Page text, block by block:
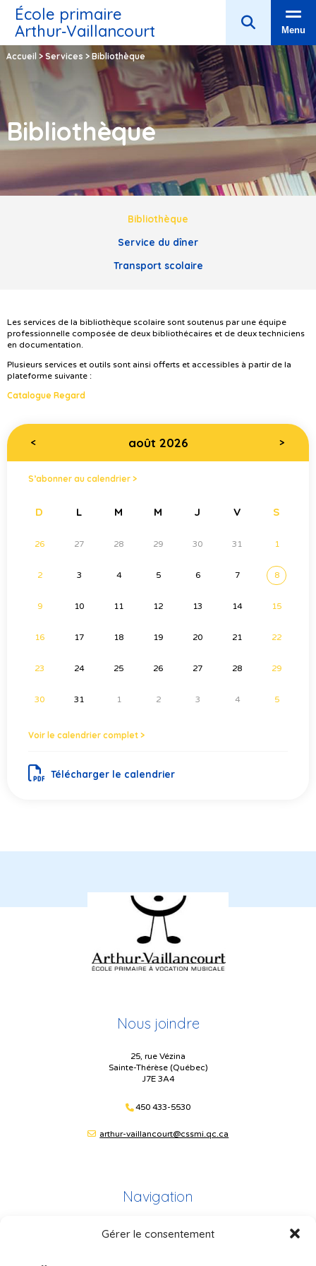
Gérer le consentement
École primaire
Arthur‑Vaillancourt
Menu
Accueil > Services > Bibliothèque
Bibliothèque
Bibliothèque
Service du dîner
Transport scolaire
Les services de la bibliothèque scolaire sont soutenus par une équipe
professionnelle composée de deux bibliothécaires et de deux techniciens
en documentation.
Plusieurs services et outils sont ainsi offerts et accessibles à partir de la
plateforme suivante :
Catalogue Regard
< août 2026 >
S’abonner au calendrier >
D L M M J V S
26 27 28 29 30 31 1
2 3 4 5 6 7 8
9 10 11 12 13 14 15
16 17 18 19 20 21 22
23 24 25 26 27 28 29
30 31 1 2 3 4 5
Voir le calendrier complet >
Télécharger le calendrier
Nous joindre
25, rue Vézina
Sainte-Thérèse (Québec)
J7E 3A4
450 433-5530
arthur-vaillancourt@cssmi.qc.ca
Navigation
Plan du site